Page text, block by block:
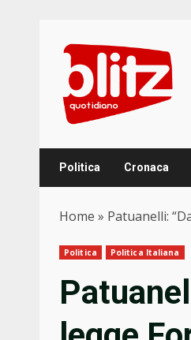
content
Politica Cronaca
Home » Patuanelli:
Politica Politica Italiana